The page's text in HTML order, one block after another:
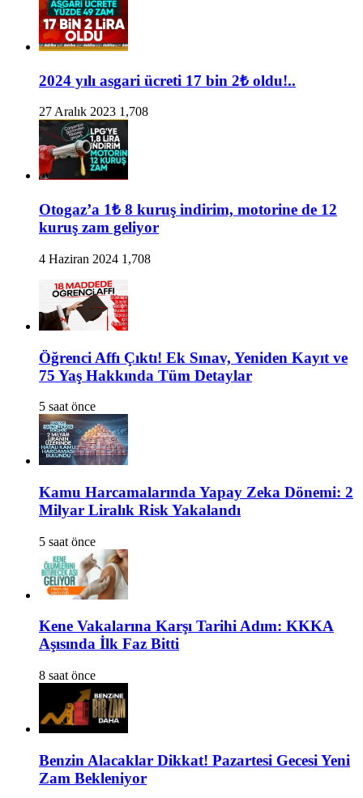
2024 yılı asgari ücreti 17 bin 2₺ oldu!..
27 Aralık 2023 1,708
Otogaz’a 1₺ 8 kuruş indirim, motorine de 12
kuruş zam geliyor
4 Haziran 2024 1,708
Öğrenci Affı Çıktı! Ek Sınav, Yeniden Kayıt ve
75 Yaş Hakkında Tüm Detaylar
5 saat önce
Kamu Harcamalarında Yapay Zeka Dönemi: 2
Milyar Liralık Risk Yakalandı
5 saat önce
Kene Vakalarına Karşı Tarihi Adım: KKKA
Aşısında İlk Faz Bitti
8 saat önce
Benzin Alacaklar Dikkat! Pazartesi Gecesi Yeni
Zam Bekleniyor